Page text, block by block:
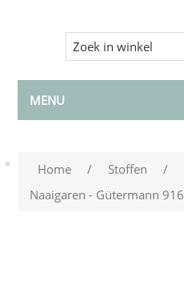
MENU
Home / Stoffen /
Naaigaren - Gütermann 916